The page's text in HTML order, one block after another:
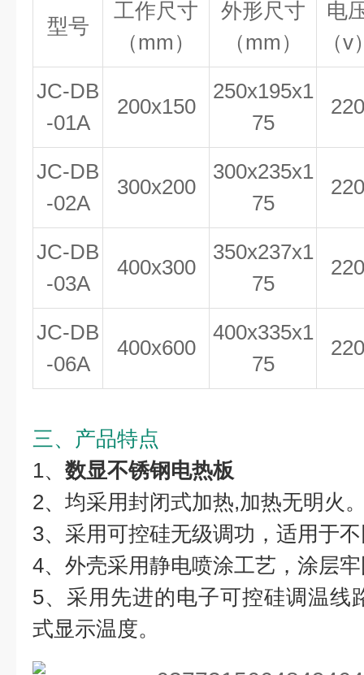
型号
工作尺寸
（mm）
外形尺寸
（mm）
电
（v
JC-DB
-01A
200x150
250x195x1
75
220
JC-DB
-02A
300x200
300x235x1
75
220
JC-DB
-03A
400x300
350x237x1
75
220
JC-DB
-06A
400x600
400x335x1
75
220
三、产品特点
1、 数显不锈钢电热板
2、均采用封闭式加热,加热无明火
3、采用可控硅无级调功，适用于
4、外壳采用静电喷涂工艺，涂层
5、采用先进的电子可控硅调温线
式显示温度。